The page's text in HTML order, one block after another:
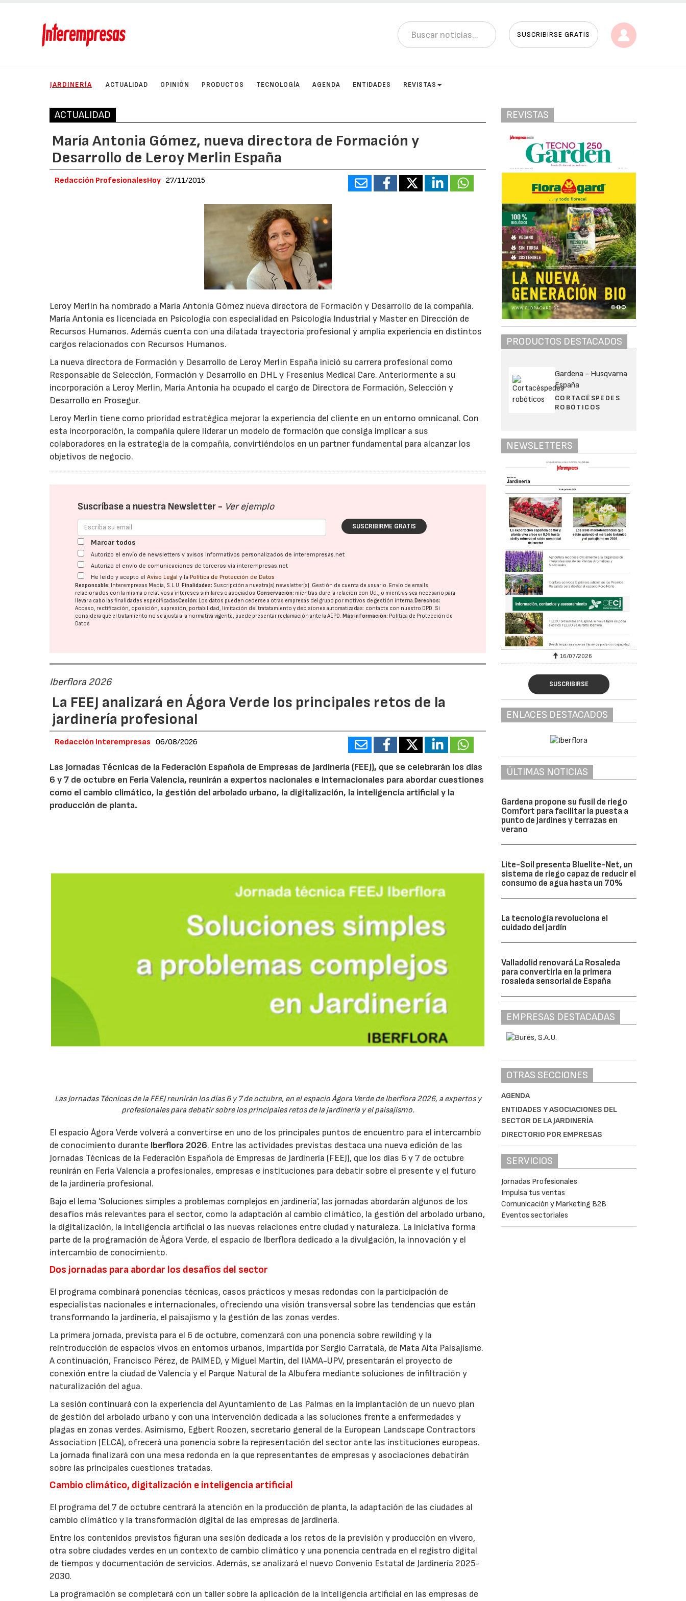
SUSCRIBIRSE GRATIS
JARDINERÍA ACTUALIDAD OPINIÓN PRODUCTOS TECNOLOGÍA AGENDA ENTIDADES REVISTAS
ACTUALIDAD
María Antonia Gómez, nueva directora de Formación y
Desarrollo de Leroy Merlin España
Redacción ProfesionalesHoy 27/11/2015
Leroy Merlin ha nombrado a María Antonia Gómez nueva directora de Formación y Desarrollo de la compañía.
María Antonia es licenciada en Psicología con especialidad en Psicología Industrial y Master en Dirección de
Recursos Humanos. Además cuenta con una dilatada trayectoria profesional y amplia experiencia en distintos
cargos relacionados con Recursos Humanos.
La nueva directora de Formación y Desarrollo de Leroy Merlin España inició su carrera profesional como
Responsable de Selección, Formación y Desarrollo en DHL y Fresenius Medical Care. Anteriormente a su
incorporación a Leroy Merlin, María Antonia ha ocupado el cargo de Directora de Formación, Selección y
Desarrollo en Prosegur.
Leroy Merlin tiene como prioridad estratégica mejorar la experiencia del cliente en un entorno omnicanal. Con
esta incorporación, la compañía quiere liderar un modelo de formación que consiga implicar a sus
colaboradores en la estrategia de la compañía, convirtiéndolos en un partner fundamental para alcanzar los
objetivos de negocio.
Suscríbase a nuestra Newsletter - Ver ejemplo
SUSCRIBIRME GRATIS
Marcar todos
Autorizo el envío de newsletters y avisos informativos personalizados de interempresas.net
Autorizo el envío de comunicaciones de terceros vía interempresas.net
He leído y acepto elAviso Legal y la Política de Protección de Datos
Responsable: Interempresas Media, S.L.U.Finalidades: Suscripción a nuestra(s) newsletter(s). Gestión de cuenta de usuario. Envío de emails
relacionados con la misma o relativos a intereses similares o asociados.Conservación: mientras dure la relación con Ud., o mientras sea necesario para
llevar a cabo las finalidades especificadasCesión: Los datos pueden cederse a otras empresas del grupo por motivos de gestión interna.Derechos:
Acceso, rectificación, oposición, supresión, portabilidad, limitación del tratatamiento y decisiones automatizadas: contacte con nuestro DPD. Si
considera que el tratamiento no se ajusta a la normativa vigente, puede presentar reclamación ante laAEPD.Más información: Política de Protección de
Datos
Iberflora 2026
La FEEJ analizará en Ágora Verde los principales retos de la
jardinería profesional
Redacción Interempresas 06/08/2026
Las Jornadas Técnicas de la Federación Española de Empresas de Jardinería (FEEJ), que se celebrarán los días
6 y 7 de octubre en Feria Valencia, reunirán a expertos nacionales e internacionales para abordar cuestiones
como el cambio climático, la gestión del arbolado urbano, la digitalización, la inteligencia artificial y la
producción de planta.
Las Jornadas Técnicas de la FEEJ reunirán los días 6 y 7 de octubre, en el espacio Ágora Verde de Iberflora 2026, a expertos y
profesionales para debatir sobre los principales retos de la jardinería y el paisajismo.
El espacio Ágora Verde volverá a convertirse en uno de los principales puntos de encuentro para el intercambio
de conocimiento durante Iberflora 2026. Entre las actividades previstas destaca una nueva edición de las
Jornadas Técnicas de la Federación Española de Empresas de Jardinería (FEEJ), que los días 6 y 7 de octubre
reunirán en Feria Valencia a profesionales, empresas e instituciones para debatir sobre el presente y el futuro
de la jardinería profesional.
Bajo el lema 'Soluciones simples a problemas complejos en jardinería', las jornadas abordarán algunos de los
desafíos más relevantes para el sector, como la adaptación al cambio climático, la gestión del arbolado urbano,
la digitalización, la inteligencia artificial o las nuevas relaciones entre ciudad y naturaleza. La iniciativa forma
parte de la programación de Ágora Verde, el espacio de Iberflora dedicado a la divulgación, la innovación y el
intercambio de conocimiento.
Dos jornadas para abordar los desafíos del sector
El programa combinará ponencias técnicas, casos prácticos y mesas redondas con la participación de
especialistas nacionales e internacionales, ofreciendo una visión transversal sobre las tendencias que están
transformando la jardinería, el paisajismo y la gestión de las zonas verdes.
La primera jornada, prevista para el 6 de octubre, comenzará con una ponencia sobre rewilding y la
reintroducción de espacios vivos en entornos urbanos, impartida por Sergio Carratalá, de Mata Alta Paisajisme.
A continuación, Francisco Pérez, de PAIMED, y Miguel Martín, del IIAMA-UPV, presentarán el proyecto de
conexión entre la ciudad de Valencia y el Parque Natural de la Albufera mediante soluciones de infiltración y
naturalización del agua.
La sesión continuará con la experiencia del Ayuntamiento de Las Palmas en la implantación de un nuevo plan
de gestión del arbolado urbano y con una intervención dedicada a las soluciones frente a enfermedades y
plagas en zonas verdes. Asimismo, Egbert Roozen, secretario general de la European Landscape Contractors
Association (ELCA), ofrecerá una ponencia sobre la representación del sector ante las instituciones europeas.
La jornada finalizará con una mesa redonda en la que representantes de empresas y asociaciones debatirán
sobre las principales cuestiones tratadas.
Cambio climático, digitalización e inteligencia artificial
El programa del 7 de octubre centrará la atención en la producción de planta, la adaptación de las ciudades al
cambio climático y la transformación digital de las empresas de jardinería.
Entre los contenidos previstos figuran una sesión dedicada a los retos de la previsión y producción en vivero,
otra sobre ciudades verdes en un contexto de cambio climático y una ponencia centrada en el registro digital
de tiempos y documentación de servicios. Además, se analizará el nuevo Convenio Estatal de Jardinería 2025-
2030.
La programación se completará con un taller sobre la aplicación de la inteligencia artificial en las empresas de
REVISTAS
PRODUCTOS DESTACADOS
Gardena - Husqvarna
España
CORTACÉSPEDES
ROBÓTICOS
NEWSLETTERS
16/07/2026
SUSCRIBIRSE
ENLACES DESTACADOS
ÚLTIMAS NOTICIAS
Gardena propone su fusil de riego
Comfort para facilitar la puesta a
punto de jardines y terrazas en
verano
Lite-Soil presenta Bluelite-Net, un
sistema de riego capaz de reducir el
consumo de agua hasta un 70%
La tecnología revoluciona el
cuidado del jardín
Valladolid renovará La Rosaleda
para convertirla en la primera
rosaleda sensorial de España
EMPRESAS DESTACADAS
OTRAS SECCIONES
AGENDA
ENTIDADES Y ASOCIACIONES DEL
SECTOR DE LA JARDINERÍA
DIRECTORIO POR EMPRESAS
SERVICIOS
Jornadas Profesionales
Impulsa tus ventas
Comunicación y Marketing B2B
Eventos sectoriales